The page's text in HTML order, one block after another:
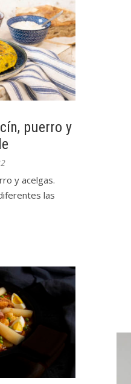
puerro y
y acelgas.
las